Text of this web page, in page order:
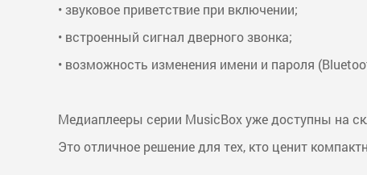
• звуковое приветствие при включении;
• встроенный сигнал дверного звонка;
• возможность изменения имени и пароля
Медиаплееры серии MusicBox уже доступны на
Это отличное решение для тех, кто ценит